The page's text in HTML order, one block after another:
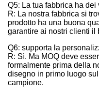
Q5: La tua fabbrica ha dei
R: La nostra fabbrica si
prodotto ha una buona
garantire ai nostri clienti il
Q6: supporta la
R: Sì. Ma MOQ deve
formalmente prima della
disegno in primo luogo
campione.